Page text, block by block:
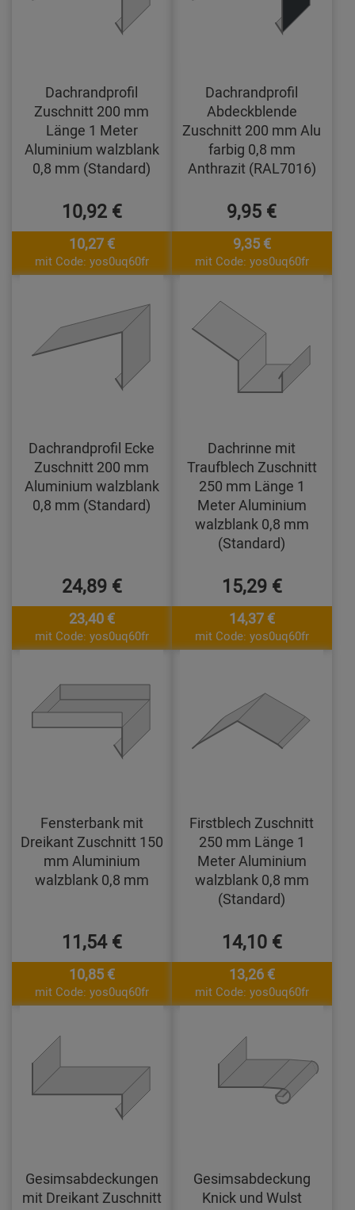
Dachrandprofil
Zuschnitt 200 mm
Länge 1 Meter
Aluminium walzblank
0,8 mm (Standard)
10,92 €
10,27 €
mit Code: yos0uq60fr
Dachrandprofil
Abdeckblende
Zuschnitt 200 mm Alu
farbig 0,8 mm
Anthrazit (RAL7016)
9,95 €
9,35 €
mit Code: yos0uq60fr
Dachrandprofil Ecke
Zuschnitt 200 mm
Aluminium walzblank
0,8 mm (Standard)
24,89 €
23,40 €
mit Code: yos0uq60fr
Dachrinne mit
Traufblech Zuschnitt
250 mm Länge 1
Meter Aluminium
walzblank 0,8 mm
(Standard)
15,29 €
14,37 €
mit Code: yos0uq60fr
Fensterbank mit
Dreikant Zuschnitt 150
mm Aluminium
walzblank 0,8 mm
11,54 €
10,85 €
mit Code: yos0uq60fr
Firstblech Zuschnitt
250 mm Länge 1
Meter Aluminium
walzblank 0,8 mm
(Standard)
14,10 €
13,26 €
mit Code: yos0uq60fr
Gesimsabdeckungen
mit Dreikant Zuschnitt
Gesimsabdeckung
Knick und Wulst